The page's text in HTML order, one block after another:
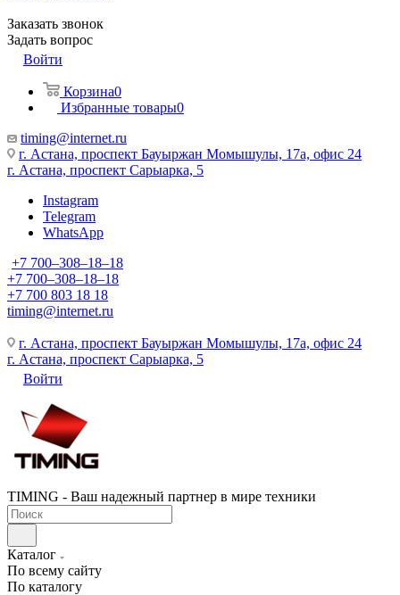
Заказать звонок
Задать вопрос
Войти
Корзина0
Избранные товары0
timing@internet.ru
г. Астана, проспект Бауыржан Момышулы, 17а, офис 24
г. Астана, проспект Сарыарка, 5
Instagram
Telegram
WhatsApp
+7 700‒308‒18‒18
+7 700‒308‒18‒18
+7 700 803 18 18
timing@internet.ru
г. Астана, проспект Бауыржан Момышулы, 17а, офис 24
г. Астана, проспект Сарыарка, 5
Войти
TIMING - Ваш надежный партнер в мире техники
Каталог
По всему сайту
По каталогу